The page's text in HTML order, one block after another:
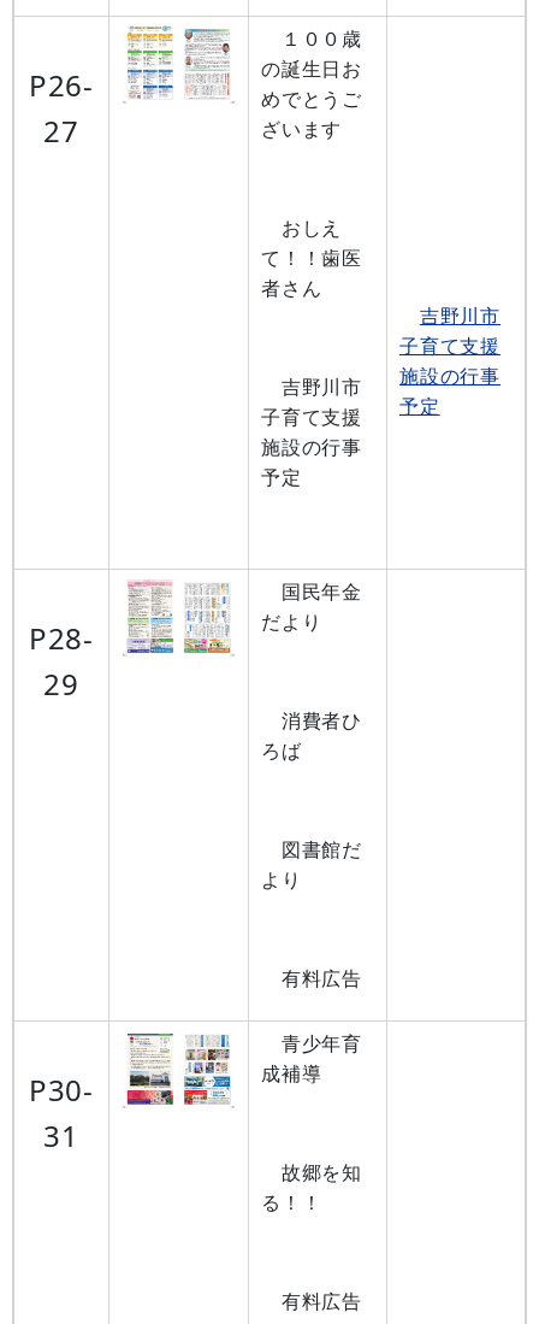
P26-
27
１００歳
の誕生日お
めでとうご
ざいます
おしえ
て！！歯医
者さん
吉野川市
子育て支援
施設の行事
予定
吉野川市
子育て支援
施設の行事
予定
P28-
29
国民年金
だより
消費者ひ
ろば
図書館だ
より
有料広告
P30-
31
青少年育
成補導
故郷を知
る！！
有料広告